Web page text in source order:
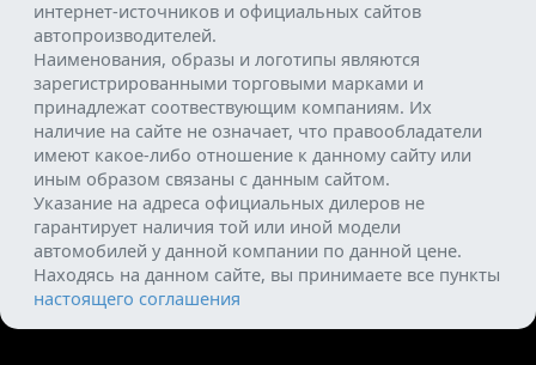
интернет-источников и официальных сайтов
автопроизводителей.
Наименования, образы и логотипы являются
зарегистрированными торговыми марками и
принадлежат соотвествующим компаниям. Их
наличие на сайте не означает, что правообладатели
имеют какое-либо отношение к данному сайту или
иным образом связаны с данным сайтом.
Указание на адреса официальных дилеров не
гарантирует наличия той или иной модели
автомобилей у данной компании по данной цене.
Находясь на данном сайте, вы принимаете все пункты
настоящего соглашения